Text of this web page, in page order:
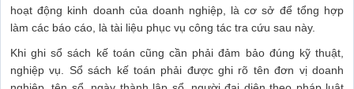
hoạt động kinh doanh của doanh nghiệp, là cơ sở để tổng hợp
làm các báo cáo, là tài liệu phục vụ công tác tra cứu sau này.
Khi ghi sổ sách kế toán cũng cần phải đảm bảo đúng kỹ thuật,
nghiệp vụ. Sổ sách kế toán phải được ghi rõ tên đơn vị doanh